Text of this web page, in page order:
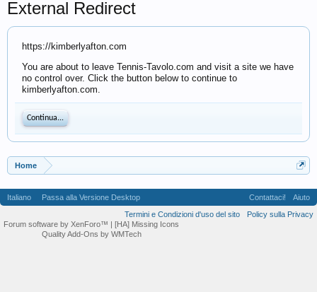
External Redirect
https://kimberlyafton.com
You are about to leave Tennis-Tavolo.com and visit a site we have
no control over. Click the button below to continue to
kimberlyafton.com.
Continua...
Home
Italiano Passa alla Versione Desktop Contattaci!
Aiuto
Termini e Condizioni d'uso del sito
Policy sulla Privacy
Forum software by XenForo™ | [HA] Missing Icons
Quality Add-Ons by WMTech